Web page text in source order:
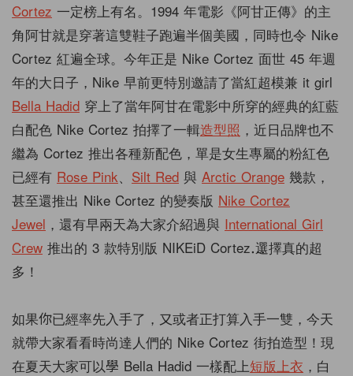
Cortez 一定榜上有名。1994 年電影《阿甘正傳》的主
角阿甘就是穿著這雙鞋子跑遍半個美國，同時也令 Nike
Cortez 紅遍全球。今年正是 Nike Cortez 面世 45 年週
年的大日子，Nike 早前更特別邀請了當紅超模兼 it girl
Bella Hadid 穿上了當年阿甘在電影中所穿的經典的紅藍
白配色 Nike Cortez 拍擇了一輯造型照 ，近日品牌也不
繼為 Cortez 推出各種新配色，單是女生專屬的粉紅色
已經有 Rose Pink、 Silt Red 與 Arctic Orange 幾款，
甚至還推出 Nike Cortez 的變奏版 Nike Cortez
Jewel ，還有早兩天為大家介紹過與 International Girl
Crew 推出的 3 款特別版 NIKEiD Cortez⋯⋯ 選擇真的超
多！
如果你已經率先入手了，又或者正打算入手一雙，今天
就帶大家看看時尚達人們的 Nike Cortez 街拍造型！現
在夏天大家可以學 Bella Hadid 一樣配上短版上衣 ，白